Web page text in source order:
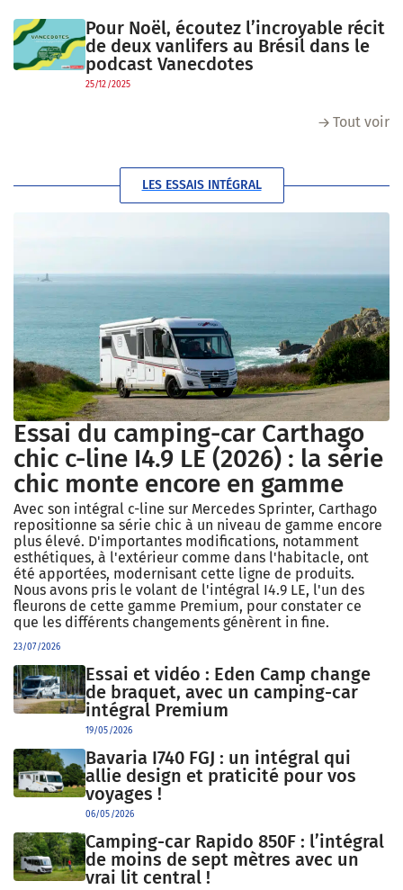
Pour Noël, écoutez l’incroyable récit
de deux vanlifers au Brésil dans le
podcast Vanecdotes
25/12/2025
Tout voir
LES ESSAIS INTÉGRAL
Essai du camping-car Carthago
chic c-line I4.9 LE (2026) : la série
chic monte encore en gamme
Avec son intégral c-line sur Mercedes Sprinter, Carthago
repositionne sa série chic à un niveau de gamme encore
plus élevé. D'importantes modifications, notamment
esthétiques, à l'extérieur comme dans l'habitacle, ont
été apportées, modernisant cette ligne de produits.
Nous avons pris le volant de l'intégral I4.9 LE, l'un des
fleurons de cette gamme Premium, pour constater ce
que les différents changements génèrent in fine.
23/07/2026
Essai et vidéo : Eden Camp change
de braquet, avec un camping-car
intégral Premium
19/05/2026
Bavaria I740 FGJ : un intégral qui
allie design et praticité pour vos
voyages !
06/05/2026
Camping-car Rapido 850F : l’intégral
de moins de sept mètres avec un
vrai lit central !